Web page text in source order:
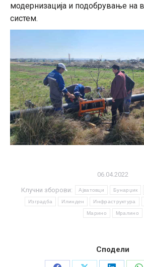
модернизација и подобрување на
систем.
06.04.2022
Клучни зборови: Ајватовци Бунарџик
Изградба Илинден Инфраструктура
Марино Мралино
Сподели